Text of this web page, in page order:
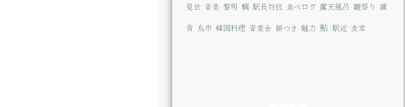
見世 音楽 黎明 鯛 駅長対抗 食べログ 露天風呂 雛祭り 雑
貨 鳥市 韓国料理 音楽会 餅つき 魅力 鮎 駅近 食堂